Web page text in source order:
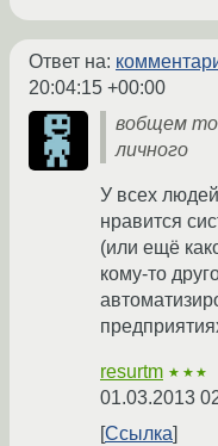
Ответ на:
20:04:15 +00:00
вобщем то
личного
У всех
нравится
(или ещё
кому-то
resurtm ★★★
01.03.2013
Ссылка